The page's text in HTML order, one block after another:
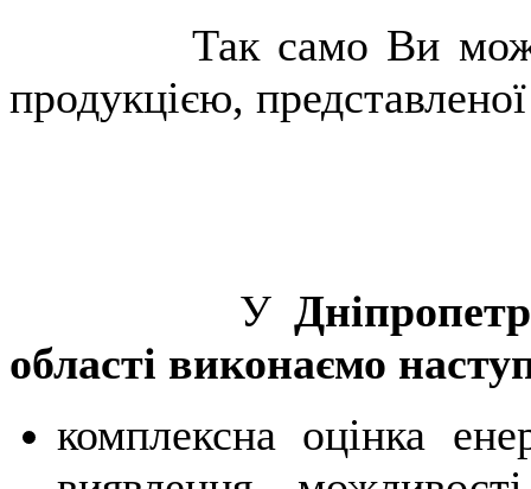
Так само Ви можете
продукцією,
У
області виконаємо
комплексна оцінка